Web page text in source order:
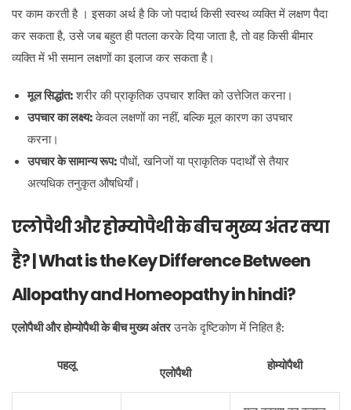
पर काम करती है । इसका अर्थ है कि जो पदार्थ किसी स्वस्थ व्यक्ति में लक्षण पैदा
कर सकता है, उसे जब बहुत ही पतला करके दिया जाता है, तो वह किसी बीमार
व्यक्ति में भी समान लक्षणों का इलाज कर सकता है।
मूल सिद्धांत:शरीर की प्राकृतिक उपचार शक्ति को उत्तेजित करना।
उपचार का लक्ष्य:केवल लक्षणों का नहीं, बल्कि मूल कारण का उपचार
करना।
उपचार के सामान्य रूप:पौधों, खनिजों या प्राकृतिक पदार्थों से तैयार
अत्यधिक तनुकृत औषधियाँ।
एलोपैथी और होम्योपैथी के बीच मुख्य अंतर क्या
है? | What is the Key Difference Between
Allopathy and Homeopathy in hindi?
एलोपैथी और होम्योपैथी के बीच मुख्य अंतरउनके दृष्टिकोण में निहित है:
पहलू
एलोपैथी
होम्योपैथी